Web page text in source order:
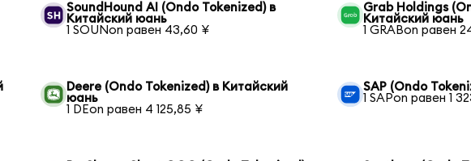
SoundHound AI (Ondo Tokenized) в
Китайский юань
1 SOUNon равен 43,60 ¥
Grab Holdings
Китайский юань
1 GRABon равен
Deere (Ondo Tokenized) в Китайский
юань
1 DEon равен 4 125,85 ¥
SAP (Ondo
1 SAPon равен 1